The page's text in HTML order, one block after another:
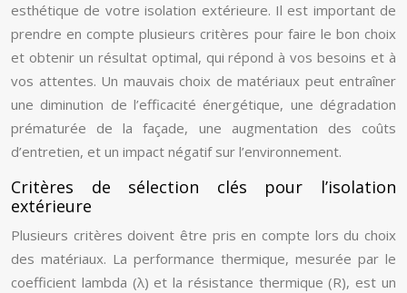
esthétique de votre isolation extérieure. Il est important de
prendre en compte plusieurs critères pour faire le bon choix
et obtenir un résultat optimal, qui répond à vos besoins et à
vos attentes. Un mauvais choix de matériaux peut entraîner
une diminution de l’efficacité énergétique, une dégradation
prématurée de la façade, une augmentation des coûts
d’entretien, et un impact négatif sur l’environnement.
Critères de sélection clés pour l’isolation
extérieure
Plusieurs critères doivent être pris en compte lors du choix
des matériaux. La performance thermique, mesurée par le
coefficient lambda (λ) et la résistance thermique (R), est un